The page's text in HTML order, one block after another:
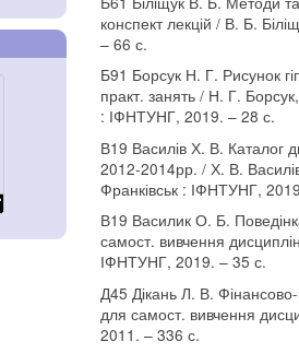
конспект лекцій / В. Б.
– 66 с.
Б91 Борсук Н. Г. Рисунок
практ. занять / Н. Г.
: ІФНТУНГ, 2019. – 28 с.
В19 Василів Х. В. Каталог
2012-2014рр. / Х. В.
Франківськ : ІФНТУНГ,
В19 Василик О. Б.
самост. вивчення
ІФНТУНГ, 2019. – 35 с.
Д45 Дікань Л. В.
для самост. вивчення
2011. – 336 с.